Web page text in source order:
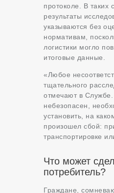
протоколе. В таких
результаты
указываются без
нормативам,
логистики могло
итоговые данные.
«Любое
тщательного
отмечают в
небезопасен,
установить, на
произошел сбой:
транспортировке
Что может
потребитель?
Граждане,